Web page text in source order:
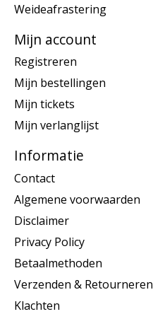
Weideafrastering
Mijn account
Registreren
Mijn bestellingen
Mijn tickets
Mijn verlanglijst
Informatie
Contact
Algemene voorwaarden
Disclaimer
Privacy Policy
Betaalmethoden
Verzenden & Retourneren
Klachten